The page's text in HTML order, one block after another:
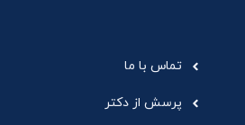
تماس با ما
پرسش از دکتر